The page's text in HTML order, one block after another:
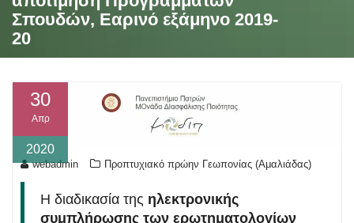
Σπουδών, Εαρινό εξάμηνο 2019-
20
30
Απρ
2020
webadmin Προπτυχιακό πρώην Γεωπονίας (Αμαλιάδας)
Η διαδικασία της ηλεκτρονικής
συμπλήρωσης των ερωτηματολογίων